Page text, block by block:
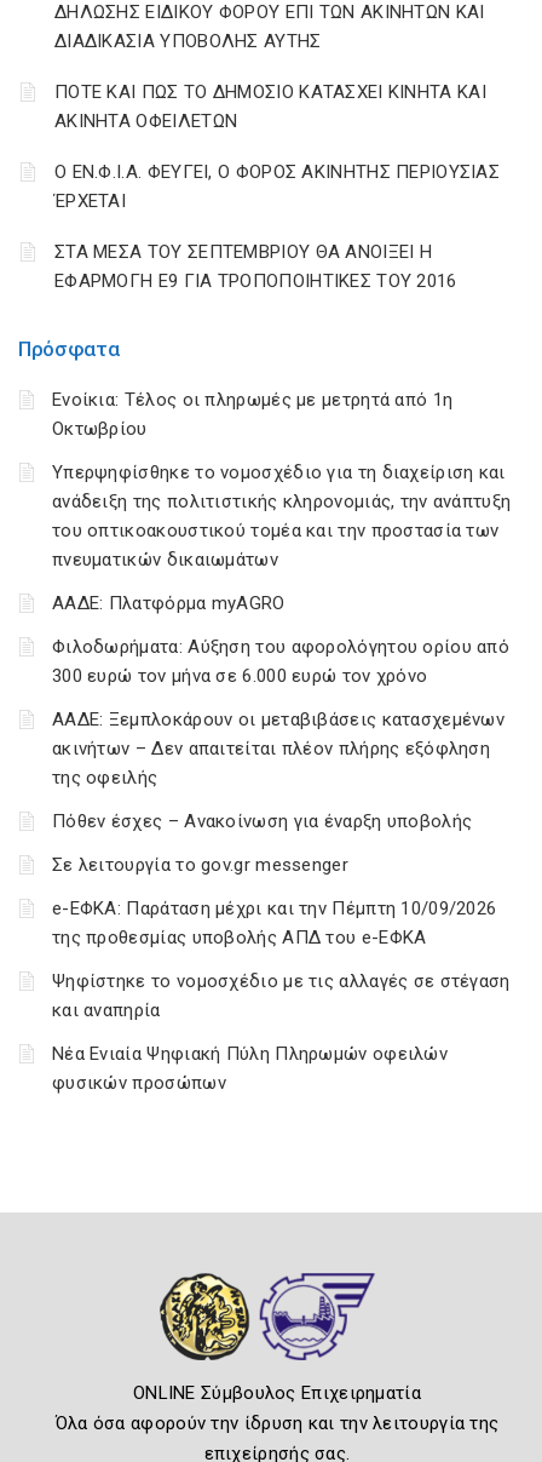
Πρόσφατα
Ενοίκια: Τέλος οι πληρωμές με μετρητά από 1η
Οκτωβρίου
Υπερψηφίσθηκε το νομοσχέδιο για τη διαχείριση και
ανάδειξη της πολιτιστικής κληρονομιάς, την ανάπτυξη
του οπτικοακουστικού τομέα και την προστασία των
πνευματικών δικαιωμάτων
ΑΑΔΕ: Πλατφόρμα myAGRO
Φιλοδωρήματα: Αύξηση του αφορολόγητου ορίου από
300 ευρώ τον μήνα σε 6.000 ευρώ τον χρόνο
ΑΑΔΕ: Ξεμπλοκάρουν οι μεταβιβάσεις κατασχεμένων
ακινήτων – Δεν απαιτείται πλέον πλήρης εξόφληση
της οφειλής
Πόθεν έσχες – Ανακοίνωση για έναρξη υποβολής
Σε λειτουργία το gov.gr messenger
e-ΕΦΚΑ: Παράταση μέχρι και την Πέμπτη 10/09/2026
της προθεσμίας υποβολής ΑΠΔ του e-ΕΦΚΑ
Ψηφίστηκε το νομοσχέδιο με τις αλλαγές σε στέγαση
και αναπηρία
Νέα Ενιαία Ψηφιακή Πύλη Πληρωμών οφειλών
φυσικών προσώπων
ΔΗΛΩΣΗΣ ΕΙΔΙΚΟΥ ΦΟΡΟΥ ΕΠΙ ΤΩΝ ΑΚΙΝΗΤΩΝ ΚΑΙ
ΔΙΑΔΙΚΑΣΙΑ ΥΠΟΒΟΛΗΣ ΑΥΤΗΣ
ΠΟΤΕ ΚΑΙ ΠΩΣ ΤΟ ΔΗΜΟΣΙΟ ΚΑΤΑΣΧΕΙ ΚΙΝΗΤΑ ΚΑΙ
ΑΚΙΝΗΤΑ ΟΦΕΙΛΕΤΩΝ
Ο ΕΝ.Φ.Ι.Α. ΦΕΥΓΕΙ, Ο ΦΟΡΟΣ ΑΚΙΝΗΤΗΣ ΠΕΡΙΟΥΣΙΑΣ
ΈΡΧΕΤΑΙ
ΣΤΑ ΜΕΣΑ ΤΟΥ ΣΕΠΤΕΜΒΡΙΟΥ ΘΑ ΑΝΟΙΞΕΙ Η
ΕΦΑΡΜΟΓΗ Ε9 ΓΙΑ ΤΡΟΠΟΠΟΙΗΤΙΚΕΣ ΤΟΥ 2016
ONLINE Σύμβουλος Επιχειρηματία
Όλα όσα αφορούν την ίδρυση και την λειτουργία της
επιχείρησής σας.